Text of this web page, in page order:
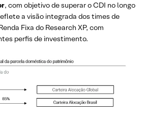
, com objetivo de superar o CDI no longo
a visão integrada dos times de
Fixa do Research XP, com
perfis de investimento.